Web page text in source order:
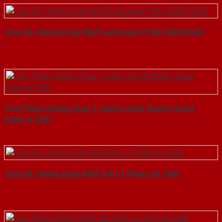
Cửa Gỗ Chống Cháy MDF Laminate P1R2 23029-SGD
Cửa Thép Chống Cháy 1 canh o kinh thanh thoat
hiem-a-SGD
Cửa Gỗ Chống Cháy MDF O4-C1 Phào chi-SGD